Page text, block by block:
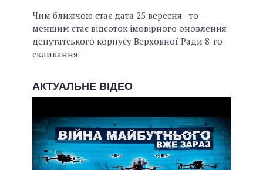
Чим ближчою стає дата 25 вересня - то
меншим стає відсоток імовірного оновлення
депутатського корпусу Верховної Ради 8-го
скликання
АКТУАЛЬНЕ ВІДЕО